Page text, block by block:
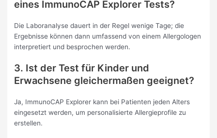
eines ImmunoCAP Explorer Tests?
Die Laboranalyse dauert in der Regel wenige Tage; die
Ergebnisse können dann umfassend von einem Allergologen
interpretiert und besprochen werden.
3. Ist der Test für Kinder und
Erwachsene gleichermaßen geeignet?
Ja, ImmunoCAP Explorer kann bei Patienten jeden Alters
eingesetzt werden, um personalisierte Allergieprofile zu
erstellen.